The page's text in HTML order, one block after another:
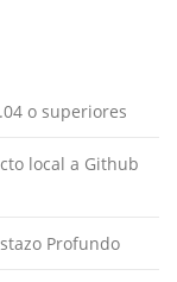
o superiores
local a Github
Profundo